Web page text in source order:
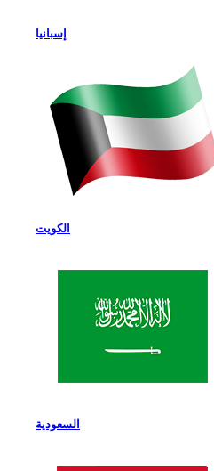
إسبانيا
الكويت
السعودية